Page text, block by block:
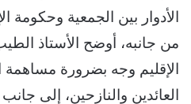
الأدوار بين الجمعية وحكومة
من جانبه، أوضح الأستاذ
الإقليم وجه بضرورة
العائدين والنازحين، إلى